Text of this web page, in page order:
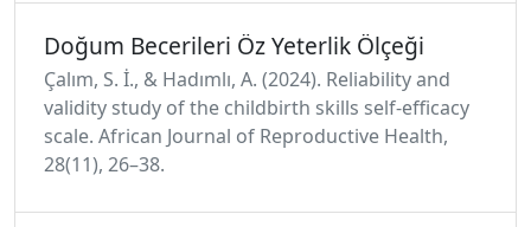
Doğum Becerileri Öz Yeterlik Ölçeği
Çalım, S. İ., & Hadımlı, A. (2024). Reliability and
validity study of the childbirth skills self-efficacy
scale. African Journal of Reproductive Health,
28(11), 26–38.